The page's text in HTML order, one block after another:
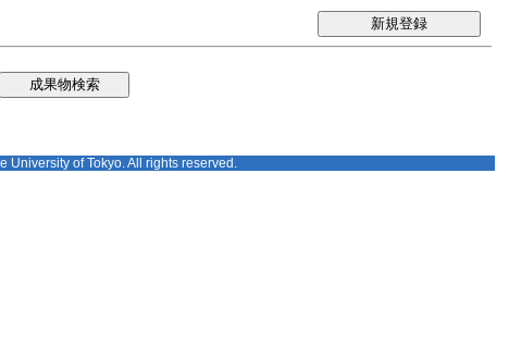
新規登録
University of Tokyo. All rights reserved.